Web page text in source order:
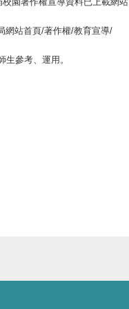
網站首頁/著作權/教育宣導/
生參考、運用。